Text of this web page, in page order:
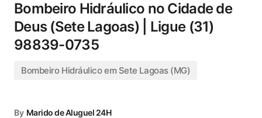
Bombeiro Hidráulico no Cidade de
Deus (Sete Lagoas) | Ligue (31)
98839-0735
Bombeiro Hidráulico em Sete Lagoas (MG)
By Marido de Aluguel 24H